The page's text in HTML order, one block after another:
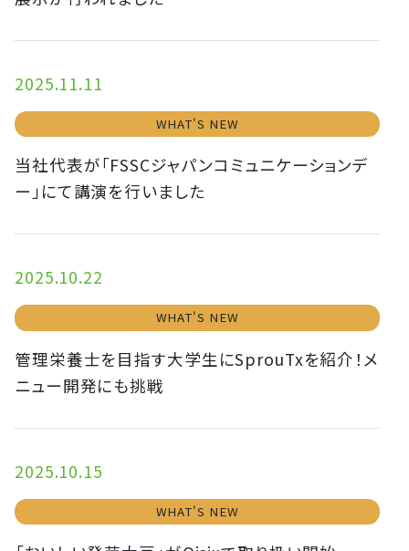
2025.11.11
WHAT'S NEW
当社代表が「FSSCジャパンコミュニケーションデ
ー」にて講演を行いました
2025.10.22
WHAT'S NEW
管理栄養士を目指す大学生にSprouTxを紹介！メ
ニュー開発にも挑戦
2025.10.15
WHAT'S NEW